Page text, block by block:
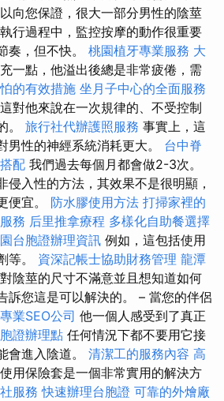
向您保證，很大一部分男性的陰莖
行過程中，監控按摩的動作很重要
，但不快。 桃園植牙專業服務 大
一點，他溢出後總是非常疲倦，需
的有效措施 坐月子中心的全面服務
這對他來說在一次規律的、不受控制
。 旅行社代辦護照服務 事實上，這
男性的神經系統消耗更大。 台中脊
配 我們過去每個月都會做2-3次。
侵入性的方法，其效果不是很明顯，
便宜。 防水膠使用方法 打掃家裡的
務 后里推拿療程 多樣化自助餐選擇
台胞證辦理資訊 例如，這包括使用
等。 資深記帳士協助財務管理 龍潭
陰莖的尺寸不滿意並且想知道如何
訴您這是可以解決的。 – 當您的伴侶
專業SEO公司 他一個人感受到了真正
證辦理點 任何情況下都不要用它接
會進入陰道。 清潔工的服務內容 高
使用保險套是一個非常實用的解決方
服務 快速辦理台胞證 可靠的外燴廠